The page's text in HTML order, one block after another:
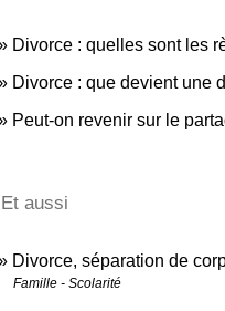
Divorce : quelles sont les
Divorce : que devient une
Peut-on revenir sur le
Et aussi
Divorce, séparation de
Famille - Scolarité